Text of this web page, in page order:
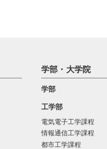
学部・大学院
学部
工学部
電気電子工学課程
情報通信工学課程
都市工学課程